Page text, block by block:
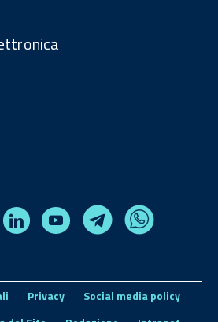
InstagramLinkedin Youtube TelegramWhatsapp
Privacy
Social media policy